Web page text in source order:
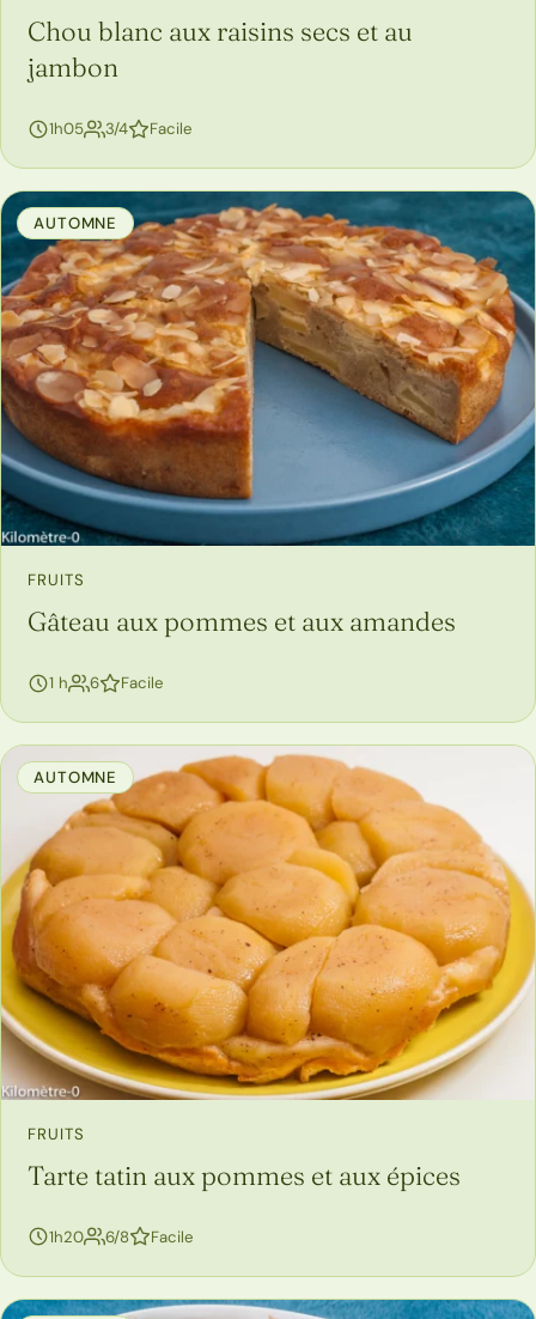
Chou blanc aux raisins secs et au
jambon
1h05 3/4personnes
Facile
AUTOMNE
FRUITS
Gâteau aux pommes et aux amandes
1 h 6personnes
Facile
AUTOMNE
FRUITS
Tarte tatin aux pommes et aux épices
1h20 6/8personnes
Facile